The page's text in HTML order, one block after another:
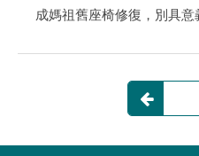
成媽祖舊座椅修復，別具意